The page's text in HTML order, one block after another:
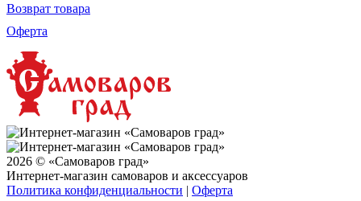
Возврат товара
Оферта
2026 © «Самоваров град»
Интернет-магазин самоваров и аксессуаров
Политика конфиденциальности | Оферта